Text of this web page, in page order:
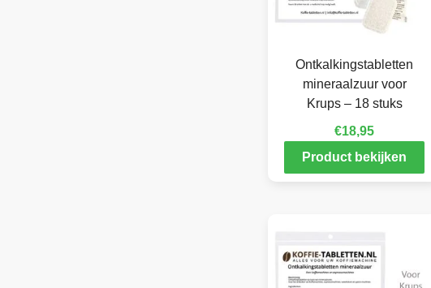
Ontkalkingstabletten
mineraalzuur voor
Krups – 18 stuks
€18,95
Product bekijken